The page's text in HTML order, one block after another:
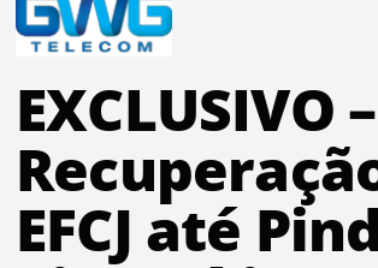
EXCLUSIVO –
EFCJ até